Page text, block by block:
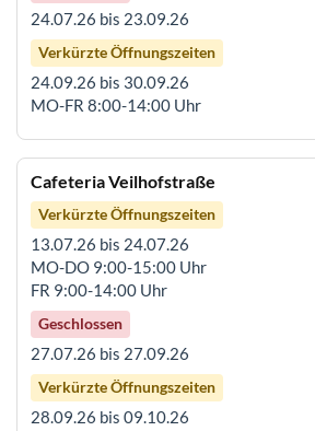
24.07.26 bis 23.09.26
Verkürzte Öffnungszeiten
24.09.26 bis 30.09.26
MO-FR 8:00-14:00 Uhr
Cafeteria Veilhofstraße
Verkürzte Öffnungszeiten
13.07.26 bis 24.07.26
MO-DO 9:00-15:00 Uhr
FR 9:00-14:00 Uhr
Geschlossen
27.07.26 bis 27.09.26
Verkürzte Öffnungszeiten
28.09.26 bis 09.10.26